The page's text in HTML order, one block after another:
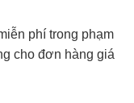
phí trong phạm
cho đơn hàng giá